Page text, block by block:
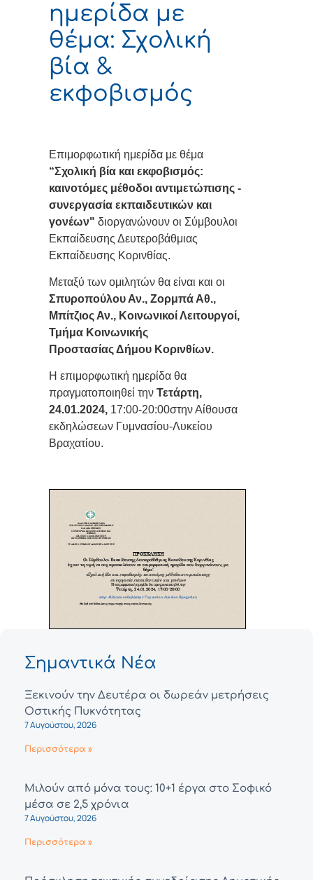
ημερίδα με
θέμα: Σχολική
βία &
εκφοβισμός
Eπιμορφωτική ημερίδα με θέμα
“Σχολική βία και εκφοβισμός:
καινοτόμες μέθοδοι αντιμετώπισης -
συνεργασία εκπαιδευτικών και
γονέων" διοργανώνουν οι Σύμβουλοι
Εκπαίδευσης Δευτεροβάθμιας
Εκπαίδευσης Κορινθίας.
Μεταξύ των ομιλητών θα είναι και οι
Σπυροπούλου Αν., Ζορμπά Αθ.,
Μπίτζιος Αν., Κοινωνικοί Λειτουργοί,
Τμήμα Κοινωνικής
Προστασίας Δήμου Κορινθίων.
Η επιμορφωτική ημερίδα θα
πραγματοποιηθεί την Τετάρτη,
24.01.2024, 17:00-20:00στην Αίθουσα
εκδηλώσεων Γυμνασίου-Λυκείου
Βραχατίου.
Σημαντικά Νέα
Ξεκινούν την Δευτέρα οι δωρεάν μετρήσεις
Οστικής Πυκνότητας
7 Αυγούστου, 2026
Περισσότερα »
Μιλούν από μόνα τους: 10+1 έργα στο Σοφικό
μέσα σε 2,5 χρόνια
7 Αυγούστου, 2026
Περισσότερα »